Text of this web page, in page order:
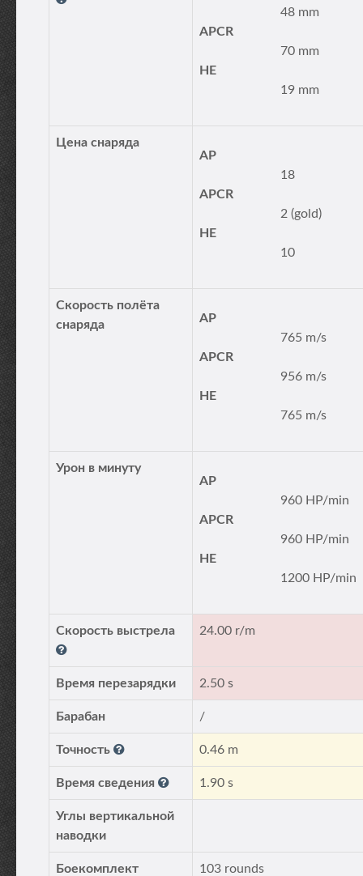
48 mm
APCR
70 mm
HE
19 mm
Цена снаряда
AP
18
APCR
2 (gold)
HE
10
Скорость полёта
снаряда
AP
765 m/s
APCR
956 m/s
HE
765 m/s
Урон в минуту
AP
960 HP/min
APCR
960 HP/min
HE
1200 HP/min
Скорость выстрела 24.00 r/m
Время перезарядки 2.50 s
Барабан /
Точность 0.46 m
Время сведения 1.90 s
Углы вертикальной
наводки
Боекомплект 103 rounds